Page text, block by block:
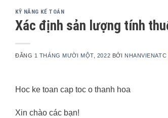
KỸ NĂNG KẾ TOÁN
Xác định sản lượng tính
ĐĂNG 1 THÁNG MƯỜI MỘT, 2022 BỞI NHANVIENATC
Hoc ke toan cap toc o thanh hoa
Xin chào các bạn!